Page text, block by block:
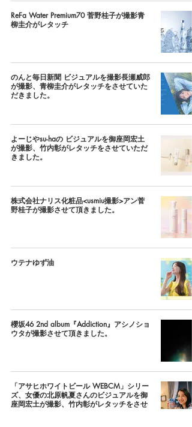
ReFa Water Premium70 菅野桂子が撮影青
柳圭介がレタッチ
のんと毎日新聞 ビジュアルを撮影長瀬威郎
が撮影、青柳圭介がレタッチをさせていた
だきました。
よーじやsu-haの ビジュアルを御座岡宏土
が撮影、竹内彰がレタッチをさせていただ
きました。
株式会社ナリス化粧品<usmiu撮影>アン菅
野桂子が撮影させて頂きました。
ウテナゆず油
櫻坂46 2nd album『Addiction』アシノショ
ウタが撮影させて頂きました。
「アサヒホワイトビール WEBCM」シリー
ズ、女優の北原帆夏さんのビジュアルを御
座岡宏土が撮影、竹内彰がレタッチをさせ